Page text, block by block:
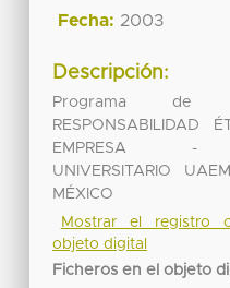
Fecha: 2003
Descripción:
Programa de
RESPONSABILIDAD
EMPRESA -
UNIVERSITARIO
MÉXICO
Mostrar el registro
objeto digital
Ficheros en el objeto